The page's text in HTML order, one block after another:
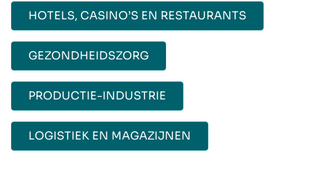
HOTELS, CASINO’S EN RESTAURANTS
GEZONDHEIDSZORG
PRODUCTIE-INDUSTRIE
LOGISTIEK EN MAGAZIJNEN